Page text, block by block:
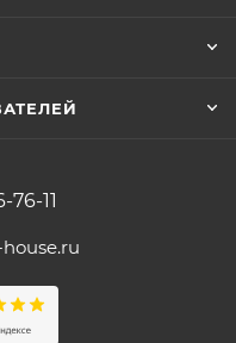
76-11